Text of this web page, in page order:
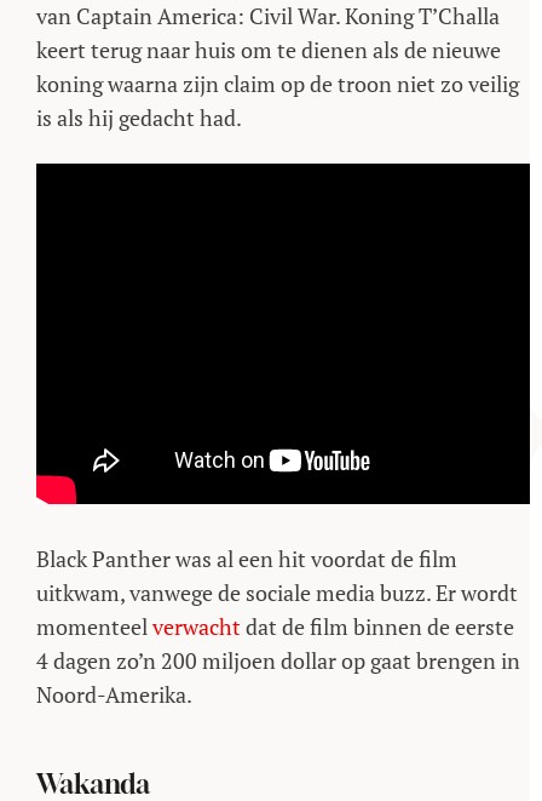
van Captain America: Civil War. Koning T’Challa
keert terug naar huis om te dienen als de nieuwe
koning waarna zijn claim op de troon niet zo veilig
is als hij gedacht had.
Black Panther was al een hit voordat de film
uitkwam, vanwege de sociale media buzz. Er wordt
momenteelverwachtdat de film binnen de eerste
4 dagen zo’n 200 miljoen dollar op gaat brengen in
Noord-Amerika.
Wakanda